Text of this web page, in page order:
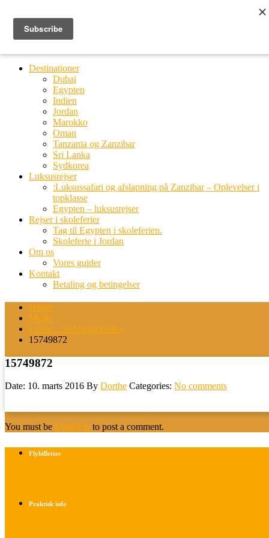
Ring til os
20 66 03 08
Destinationer
Dubai
Egypten
Indien
Jordan
Marokko
Oman
Tanzania og Zanzibar
Sri Lanka
Sydkorea
Luksusrejser
:Luksussafari og afslapning på Zanzibar – Oplevelser i
topklasse
Egypten – luksusrejser
Rejser i skoleferier
Tag til Egypten i skoleferien.
Skoleferie i Jordan
Om os
Vores guider
Kontakt
Betaling og betingelser
Home
Medie
Luxor – St.Joseph Hotel
15749872
15749872
Date: 10. marts 2016 By Dorthe Categories: No comments
You must be logged in to post a comment.
Flybilletter
Praktisk info